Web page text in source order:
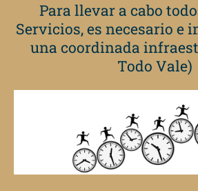
Para llevar a cabo
Servicios, es necesario e
una coordinada
Todo Vale)